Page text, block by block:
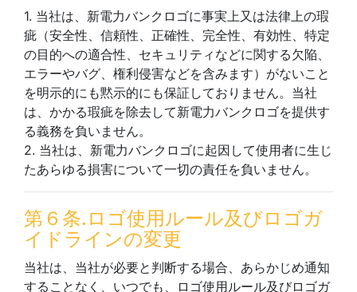
1. 当社は、新電力バンクロゴに事実上又は法律上の瑕
疵（安全性、信頼性、正確性、完全性、有効性、特定
の目的への適合性、セキュリティなどに関する欠陥、
エラーやバグ、権利侵害などを含みます）がないこと
を明示的にも黙示的にも保証しておりません。当社
は、かかる瑕疵を除去して新電力バンクロゴを提供す
る義務を負いません。
2. 当社は、新電力バンクロゴに起因して使用者に生じ
たあらゆる損害について一切の責任を負いません。
第６条.ロゴ使用ルール及びロゴガ
イドラインの変更
当社は、当社が必要と判断する場合、あらかじめ通知
することなく、いつでも、ロゴ使用ルール及びロゴガ